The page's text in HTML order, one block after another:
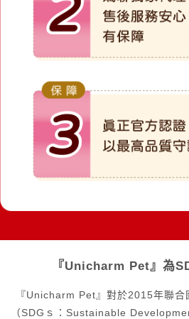
『Unicharm Pet』 為
『Unicharm Pet』 對於2015年聯合
（SDGｓ：Sustainable